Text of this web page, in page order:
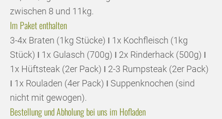
zwischen 8 und 11kg.
Im Paket enthalten
3-4x Braten (1kg Stücke) Ι 1x Kochfleisch (1kg
Stück) Ι 1x Gulasch (700g) Ι 2x Rinderhack (500g) Ι
1x Hüftsteak (2er Pack) Ι 2-3 Rumpsteak (2er Pack)
Ι 1x Rouladen (4er Pack) Ι Suppenknochen (sind
nicht mit gewogen).
Bestellung und Abholung bei uns im Hofladen